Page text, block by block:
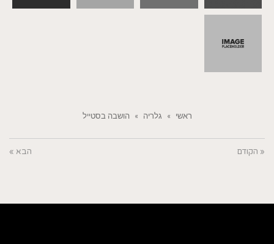
ראשי » גלריה » הושבה בסטייל
« הקודם הבא »